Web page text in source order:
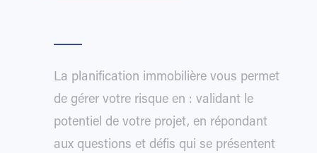
La planification immobilière vous permet
de gérer votre risque en : validant le
potentiel de votre projet, en répondant
aux questions et défis qui se présentent